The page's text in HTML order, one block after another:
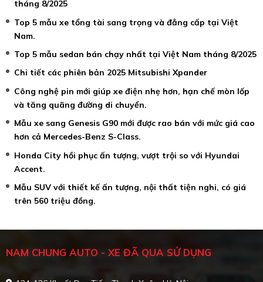
tháng 8/2025
Top 5 mẫu xe tổng tài sang trọng và đẳng cấp tại Việt
Nam.
Top 5 mẫu sedan bán chạy nhất tại Việt Nam tháng 8/2025
Chi tiết các phiên bản 2025 Mitsubishi Xpander
Công nghệ pin mới giúp xe điện nhẹ hơn, hạn chế mòn lốp
và tăng quãng đường di chuyển.
Mẫu xe sang Genesis G90 mới được rao bán với mức giá cao
hơn cả Mercedes-Benz S-Class.
Honda City hồi phục ấn tượng, vượt trội so với Hyundai
Accent.
Mẫu SUV với thiết kế ấn tượng, nội thất tiện nghi, có giá
trên 560 triệu đồng.
NAM CHUNG AUTO - XE ĐÃ QUA SỬ DỤNG